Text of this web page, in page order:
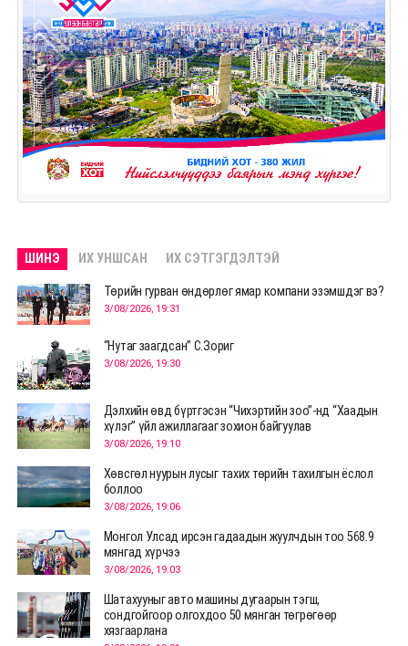
ШИНЭ ИХ УНШСАН ИХ СЭТГЭГДЭЛТЭЙ
Төрийн гурван өндөрлөг ямар компани эзэмшдэг вэ?
3/08/2026, 19:31
“Нутаг заагдсан” С.Зориг
3/08/2026, 19:30
Дэлхийн өвд бүртгэсэн “Чихэртийн зоо”-нд “Хаадын
хүлэг” үйл ажиллагааг зохион байгуулав
3/08/2026, 19:10
Хөвсгөл нуурын лусыг тахих төрийн тахилгын ёслол
боллоо
3/08/2026, 19:06
Монгол Улсад ирсэн гадаадын жуулчдын тоо 568.9
мянгад хүрчээ
3/08/2026, 19:03
Шатахууныг авто машины дугаарын тэгш,
сондгойгоор олгохдоо 50 мянган төгрөгөөр
хязгаарлана